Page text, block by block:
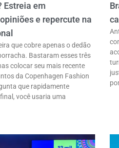
Estreia em
e repercute na
que cobre apenas o dedão
Bastaram esses três
colocar seu mais recente
da Copenhagen Fashion
que rapidamente
você usaria uma